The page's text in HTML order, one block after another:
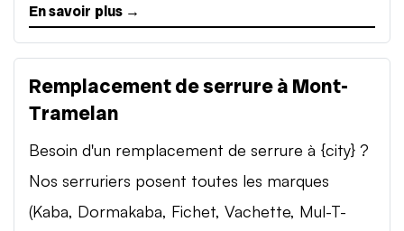
En savoir plus →
Remplacement de serrure à Mont-
Tramelan
Besoin d'un remplacement de serrure à {city} ?
Nos serruriers posent toutes les marques
(Kaba, Dormakaba, Fichet, Vachette, Mul-T-